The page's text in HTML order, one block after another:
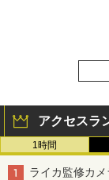
アクセスラ
1時間
ライカ監修カ